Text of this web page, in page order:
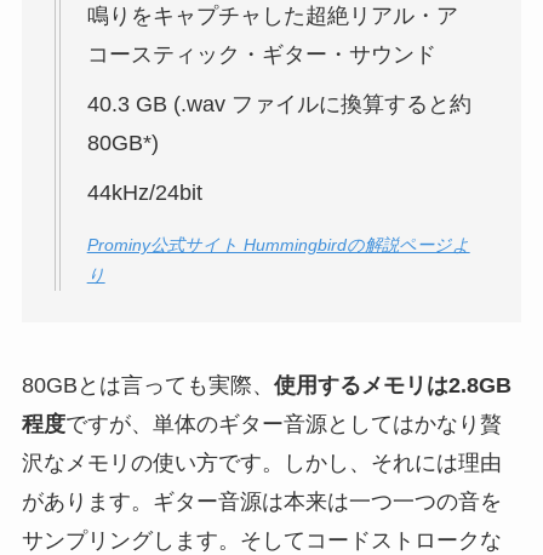
鳴りをキャプチャした超絶リアル・ア
コースティック・ギター・サウンド
40.3 GB (.wav ファイルに換算すると約
80GB*)
44kHz/24bit
Prominy公式サイト Hummingbirdの解説ページよ
り
80GBとは言っても実際、 使用するメモリは2.8GB
程度ですが、単体のギター音源としてはかなり贅
沢なメモリの使い方です。しかし、それには理由
があります。ギター音源は本来は一つ一つの音を
サンプリングします。そしてコードストロークな